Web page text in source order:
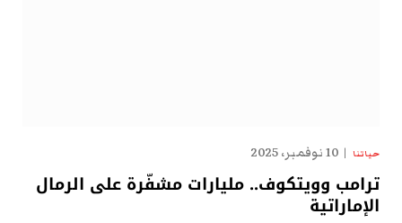
حياتنا 10 نوفمبر، 2025
ترامب وويتكوف.. مليارات مشفّرة على الرمال
الإماراتية